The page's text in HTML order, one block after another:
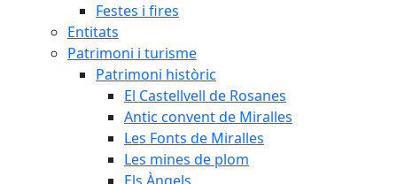
Festes i fires
Entitats
Patrimoni i turisme
Patrimoni històric
El Castellvell de Rosanes
Antic convent de Miralles
Les Fonts de Miralles
Les mines de plom